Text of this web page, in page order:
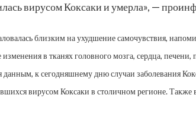
вирусом Коксаки и умерла», —
близким на ухудшение самочувствия,
в тканях головного мозга, сердца,
к сегодняшнему дню случаи заболевания
вирусом Коксаки в столичном регионе. Также